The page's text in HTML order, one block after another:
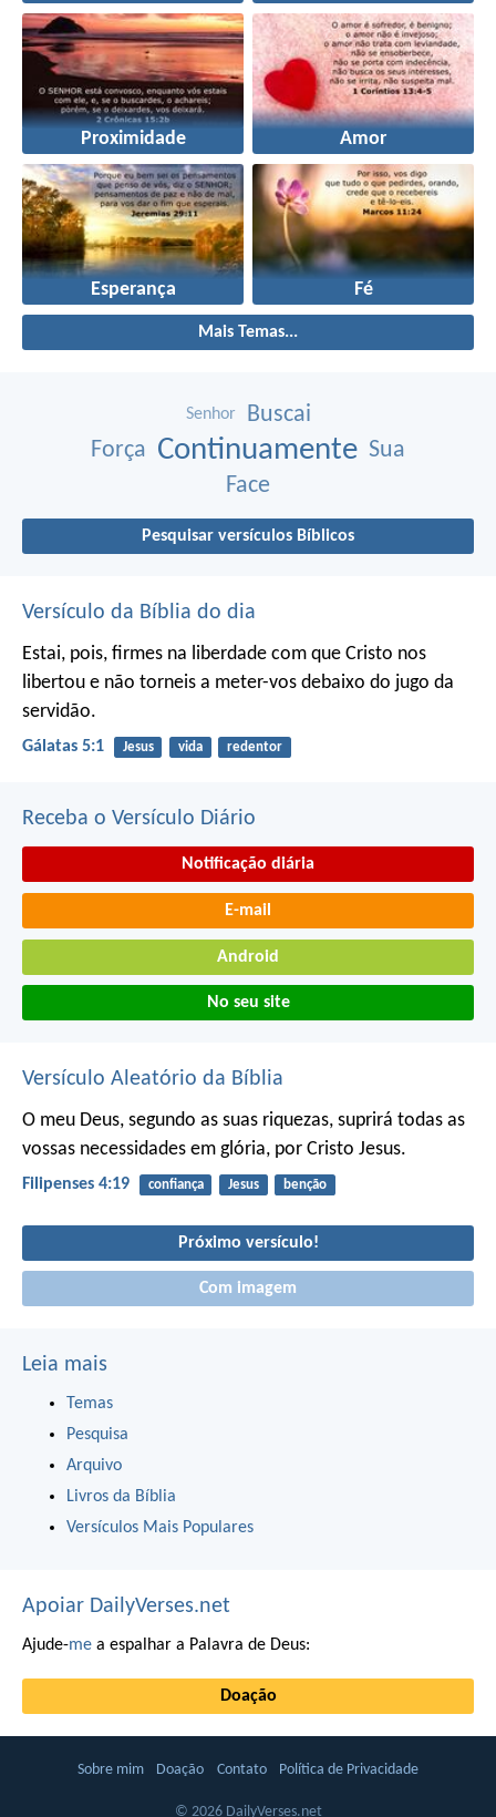
Proximidade Amor
Esperança Fé
Mais Temas...
Senhor
Buscai
Força Continuamente Sua
Face
Pesquisar versículos Bíblicos
Versículo da Bíblia do dia
Estai, pois, firmes na liberdade com que Cristo nos
libertou e não torneis a meter-vos debaixo do jugo da
servidão.
Gálatas 5:1 Jesus vida redentor
Receba o Versículo Diário
Notificação diária
E-mail
Android
No seu site
Versículo Aleatório da Bíblia
O meu Deus, segundo as suas riquezas, suprirá todas as
vossas necessidades em glória, por Cristo Jesus.
Filipenses 4:19 confiança Jesus benção
Próximo versículo!
Com imagem
Leia mais
Temas
Pesquisa
Arquivo
Livros da Bíblia
Versículos Mais Populares
Apoiar DailyVerses.net
Ajude-me a espalhar a Palavra de Deus:
Doação
Sobre mim Doação Contato Política de Privacidade
© 2026 DailyVerses.net